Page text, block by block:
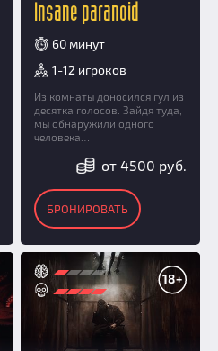
Insane paranoid
60 минут
1-12 игроков
Из комнаты доносился гул из
десятка голосов. Зайдя туда,
мы обнаружили одного
человека…
от 4500 руб.
БРОНИРОВАТЬ
18+